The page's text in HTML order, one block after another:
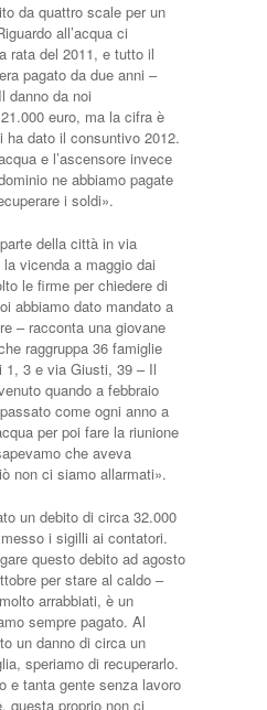
da quattro scale per un
all’acqua ci
rata del 2011, e tutto il
pagato da due anni –
danno da noi
euro, ma la cifra è
ha dato il consuntivo 2012.
e l’ascensore invece
ne abbiamo pagate
i soldi».
della città in via
vicenda a maggio dai
le firme per chiedere di
abbiamo dato mandato a
– racconta una giovane
raggruppa 36 famiglie
1, 3 e via Giusti, 39 – Il
quando a febbraio
come ogni anno a
per poi fare la riunione
che aveva
non ci siamo allarmati».
un debito di circa 32.000
i sigilli ai contatori.
questo debito ad agosto
per stare al caldo –
arrabbiati, è un
sempre pagato. Al
un danno di circa un
speriamo di recuperarlo.
e tanta gente senza lavoro
questa proprio non ci